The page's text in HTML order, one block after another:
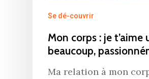
Se dé-couvrir
Mon corps : je t’aime
beaucoup,
Ma relation à mon